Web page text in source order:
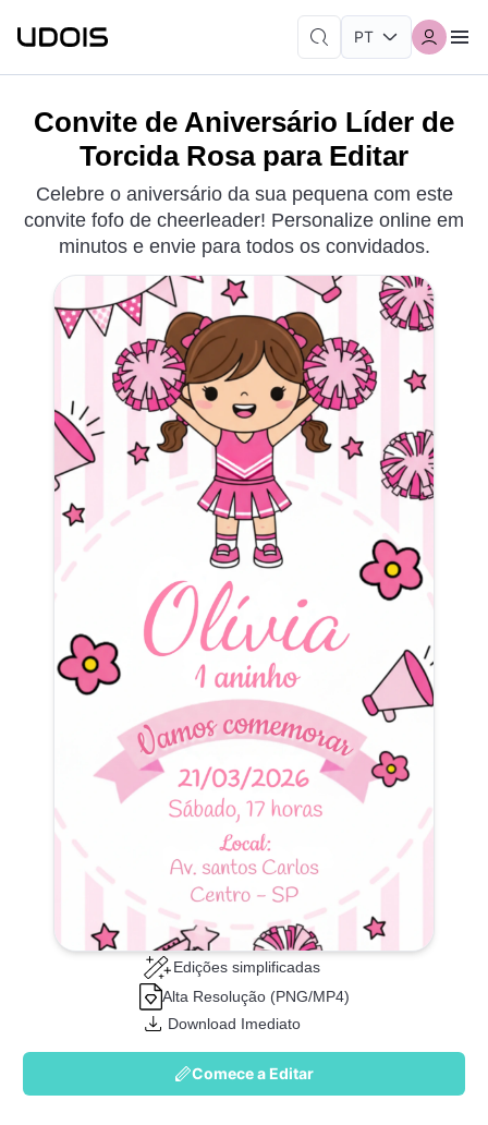
Convite de Aniversário Líder de
Torcida Rosa para Editar
Celebre o aniversário da sua pequena com este
convite fofo de cheerleader! Personalize online em
minutos e envie para todos os convidados.
Edições simplificadas
Alta Resolução (PNG/MP4)
Download Imediato
Comece a Editar